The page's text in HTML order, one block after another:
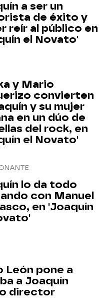
a ser un
de éxito y
reír al público en
el Novato'
y Mario
convierten
y su mujer
en un dúo de
del rock, en
el Novato'
lo da todo
con Manuel
en 'Joaquín
León pone a
a Joaquín
director